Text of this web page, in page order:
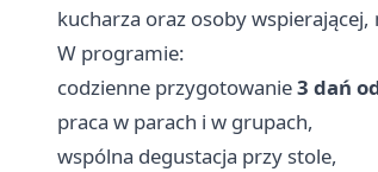
kucharza oraz osoby
W programie:
codzienne przygotowanie3 dań
praca w parach i w grupach,
wspólna degustacja przy stole,